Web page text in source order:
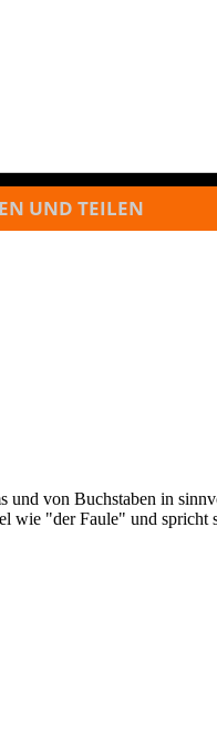
UND TEILEN
von Buchstaben in
wie "der Faule" und spricht